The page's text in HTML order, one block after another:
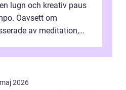
lugn och kreativ paus
Oavsett om
av meditation,
2026